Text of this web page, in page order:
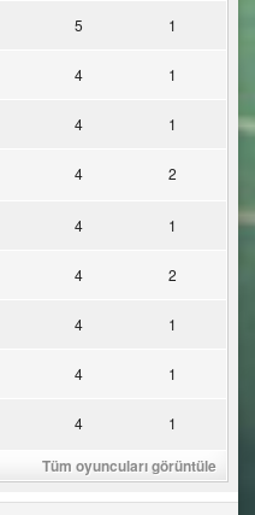
5 1
4 1
4 1
4 2
4 1
4 2
4 1
4 1
4 1
Tüm oyuncuları görüntüle